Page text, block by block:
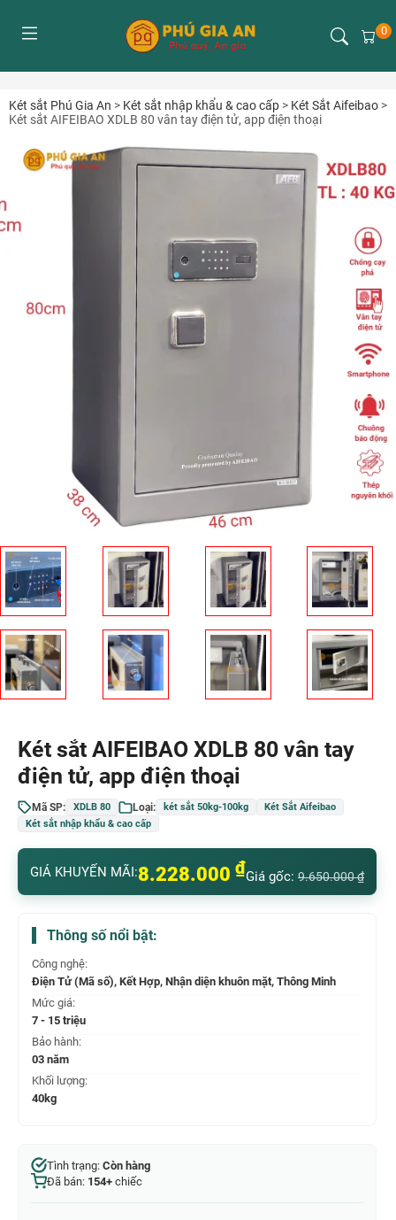
0
Két sắt Phú Gia An > Két sắt nhập khẩu & cao cấp > Két Sắt Aifeibao >
Két sắt AIFEIBAO XDLB 80 vân tay điện tử, app điện thoại
Két sắt AIFEIBAO XDLB 80 vân tay
điện tử, app điện thoại
Mã SP: XDLB 80 Loại: két sắt 50kg-100kg
Két Sắt Aifeibao
Két sắt nhập khẩu & cao cấp
GIÁ KHUYẾN MÃI:8.228.000 ₫Giá gốc: 9.650.000₫
Thông số nổi bật:
Công nghệ:
Điện Tử (Mã số), Kết Hợp, Nhận diện khuôn mặt, Thông Minh
Mức giá:
7 - 15 triệu
Bảo hành:
03 năm
Khối lượng:
40kg
Tình trạng: Còn hàng
Đã bán: 154+ chiếc